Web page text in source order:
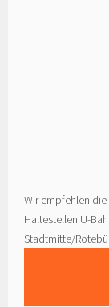
Wir empfehlen
Haltestellen U-
Stadtmitte/